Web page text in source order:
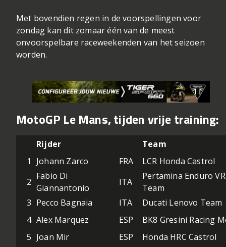
Met bovendien regen in de voorspellingen voor
zondag kan dit zomaar één van de meest
onvoorspelbare raceweekenden van het seizoen
worden.
MotoGP Le Mans, tijden vrije training:
Rijder
Team
1
Johann Zarco FRA
LCR Honda Castrol
2
Fabio Di
Giannantonio
ITA
Pertamina Enduro
Team
3 Pecco Bagnaia ITA
Ducati Lenovo Team
4 Alex Marquez ESP
BK8 Gresini Racing
5 Joan Mir ESP
Honda HRC Castrol